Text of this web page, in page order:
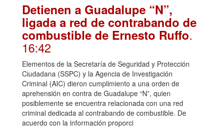
Detienen a Guadalupe “N”,
ligada a red de contrabando de
combustible de Ernesto Ruffo.
16:42
Elementos de la Secretaría de Seguridad y Protección
Ciudadana (SSPC) y la Agencia de Investigación
Criminal (AIC) dieron cumplimiento a una orden de
aprehensión en contra de Guadalupe “N”, quien
posiblemente se encuentra relacionada con una red
criminal dedicada al contrabando de combustible. De
acuerdo con la información proporci